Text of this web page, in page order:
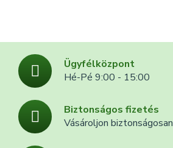
Ügyfélközpont
Hé-Pé 9:00 - 15:00
Biztonságos fizetés
Vásároljon biztonságosan